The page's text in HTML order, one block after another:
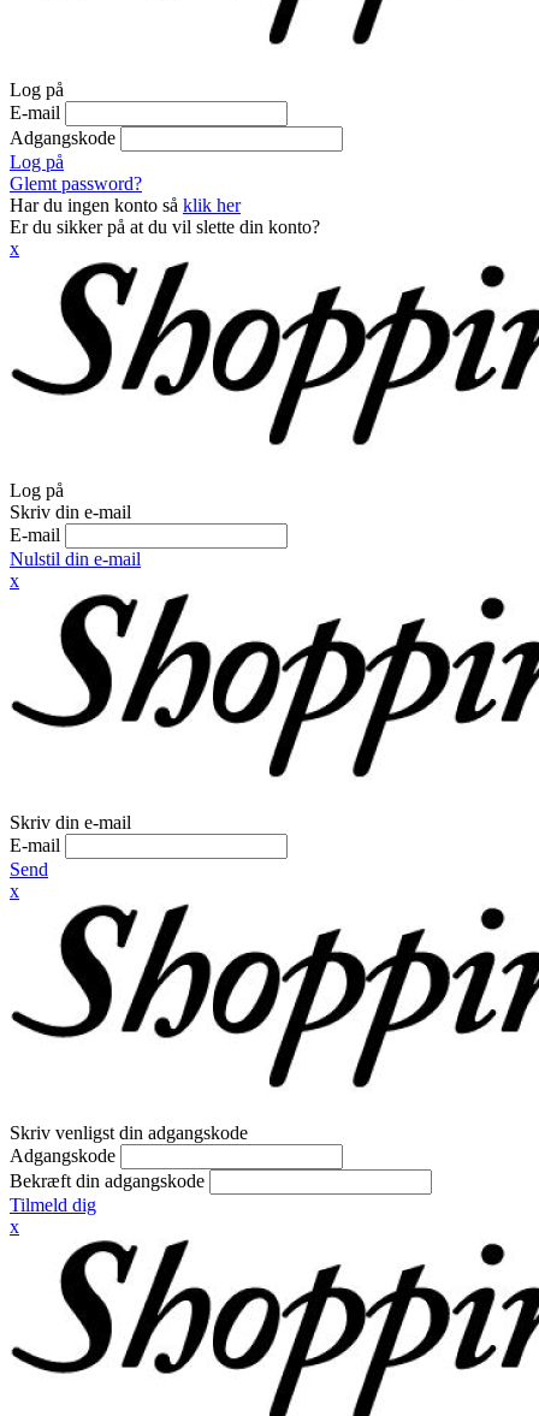
Log på
E-mail
Adgangskode
Log på
Glemt password?
Har du ingen konto så klik her
Er du sikker på at du vil slette din konto?
x
Log på
Skriv din e-mail
E-mail
Nulstil din e-mail
x
Skriv din e-mail
E-mail
Send
x
Skriv venligst din adgangskode
Adgangskode
Bekræft din adgangskode
Tilmeld dig
x